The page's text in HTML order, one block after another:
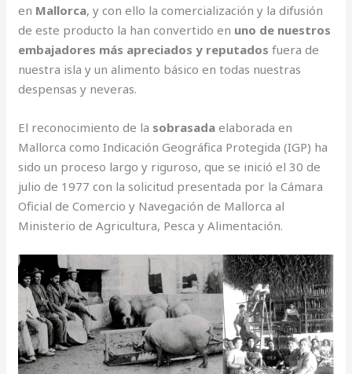
en Mallorca, y con ello la comercialización y la difusión
de este producto la han convertido en uno de nuestros
embajadores más apreciados y reputadosfuera de
nuestra isla y un alimento básico en todas nuestras
despensas y neveras.
El reconocimiento de la sobrasadaelaborada en
Mallorca como Indicación Geográfica Protegida (IGP) ha
sido un proceso largo y riguroso, que se inició el 30 de
julio de 1977 con la solicitud presentada por la Cámara
Oficial de Comercio y Navegación de Mallorca al
Ministerio de Agricultura, Pesca y Alimentación.